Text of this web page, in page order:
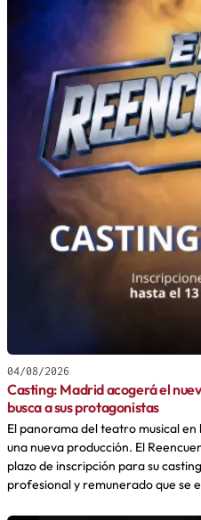
04/08/2026
Casting: Madrid acogerá el
busca a sus protagonistas
El panorama del teatro musical
una nueva producción. El
plazo de inscripción para su
profesional y remunerado que se